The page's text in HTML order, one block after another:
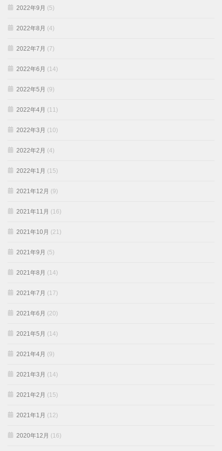
2022年9月 (5)
2022年8月 (4)
2022年7月 (7)
2022年6月 (14)
2022年5月 (9)
2022年4月 (11)
2022年3月 (10)
2022年2月 (4)
2022年1月 (15)
2021年12月 (9)
2021年11月 (16)
2021年10月 (21)
2021年9月 (5)
2021年8月 (14)
2021年7月 (17)
2021年6月 (20)
2021年5月 (14)
2021年4月 (9)
2021年3月 (14)
2021年2月 (15)
2021年1月 (12)
2020年12月 (16)